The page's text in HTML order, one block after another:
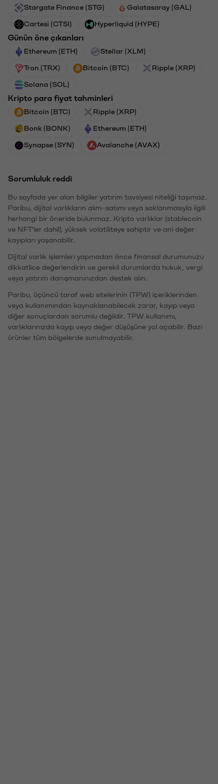
Stargate Finance (STG) Galatasaray (GAL)
Cartesi (CTSI) Hyperliquid (HYPE)
Günün öne çıkanları
Ethereum (ETH) Stellar (XLM)
Tron (TRX) Bitcoin (BTC) Ripple (XRP)
Solana (SOL)
Kripto para fiyat tahminleri
Bitcoin (BTC) Ripple (XRP)
Bonk (BONK) Ethereum (ETH)
Synapse (SYN) Avalanche (AVAX)
Sorumluluk reddi
Bu sayfada yer alan bilgiler yatırım tavsiyesi niteliği taşımaz.
Paribu, dijital varlıkların alım-satımı veya saklanmasıyla ilgili
herhangi bir öneride bulunmaz. Kripto varlıklar (stablecoin
ve NFT'ler dahil), yüksek volatiliteye sahiptir ve ani değer
kayıpları yaşanabilir.
Dijital varlık işlemleri yapmadan önce finansal durumunuzu
dikkatlice değerlendirin ve gerekli durumlarda hukuk, vergi
veya yatırım danışmanınızdan destek alın.
Paribu, üçüncü taraf web sitelerinin (TPW) içeriklerinden
veya kullanımından kaynaklanabilecek zarar, kayıp veya
diğer sonuçlardan sorumlu değildir. TPW kullanımı,
varlıklarınızda kayıp veya değer düşüşüne yol açabilir. Bazı
ürünler tüm bölgelerde sunulmayabilir.